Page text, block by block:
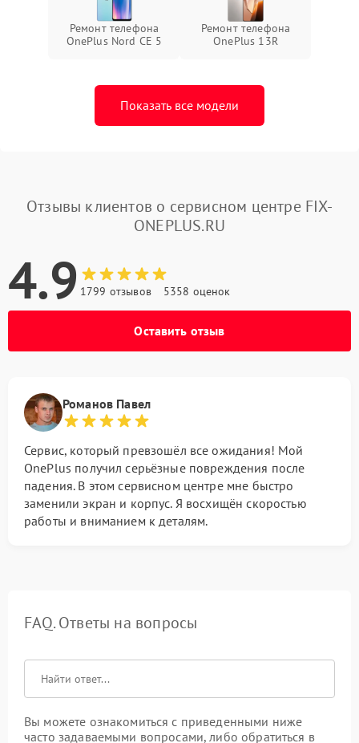
Ремонт телефона
OnePlus Nord CE 5
Ремонт телефона
OnePlus 13R
Показать все модели
Отзывы клиентов о сервисном центре FIX-
ONEPLUS.RU
4.9 1799 отзывов 5358 оценок
Оставить отзыв
Романов Павел
Сервис, который превзошёл все ожидания! Мой
OnePlus получил серьёзные повреждения после
падения. В этом сервисном центре мне быстро
заменили экран и корпус. Я восхищён скоростью
работы и вниманием к деталям.
FAQ. Ответы на вопросы
Вы можете ознакомиться с приведенными ниже
часто задаваемыми вопросами, либо обратиться в